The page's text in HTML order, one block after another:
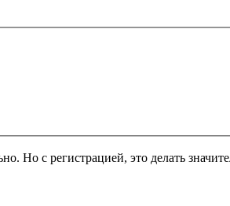
Но с регистрацией, это делать